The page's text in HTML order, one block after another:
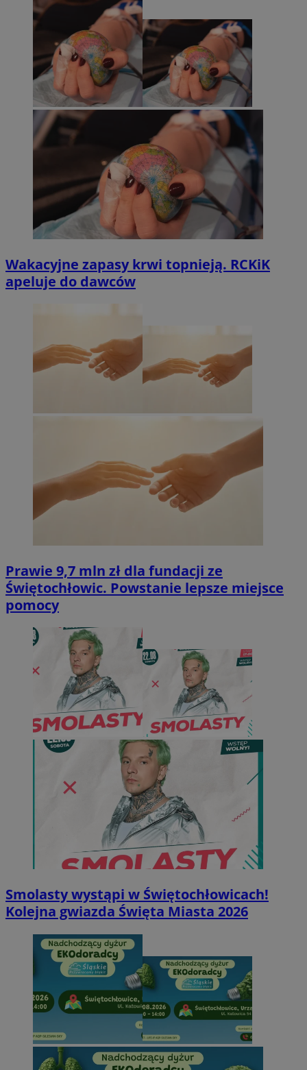
Wakacyjne zapasy krwi topnieją. RCKiK
apeluje do dawców
Prawie 9,7 mln zł dla fundacji ze
Świętochłowic. Powstanie lepsze miejsce
pomocy
Smolasty wystąpi w Świętochłowicach!
Kolejna gwiazda Święta Miasta 2026